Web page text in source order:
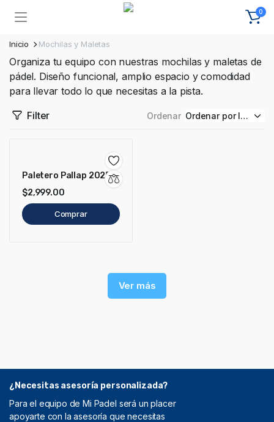
0
Inicio Mochilas y Maletas
Organiza tu equipo con nuestras mochilas y maletas de
pádel. Diseño funcional, amplio espacio y comodidad
para llevar todo lo que necesitas a la pista.
Filter
Ordenar
Paletero Pallap 2025
$2,999.00
Comprar
Ver más
¿Necesitas asesoría personalizada?
Para el equipo de Mi Padel será un placer
apoyarte con la asesoría que necesitas